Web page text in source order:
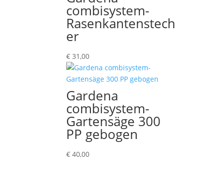
combisystem-
Rasenkantenstech
er
€ 31,00
Gardena
combisystem-
Gartensäge 300
PP gebogen
€ 40,00